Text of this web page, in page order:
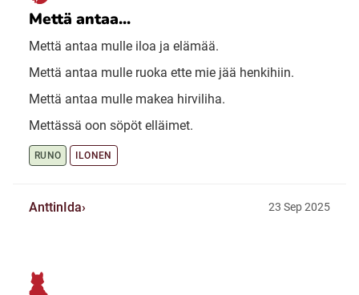
Mettä antaa...
Mettä antaa mulle iloa ja elämää.
Mettä antaa mulle ruoka ette mie jää henkihiin.
Mettä antaa mulle makea hirviliha.
Mettässä oon söpöt elläimet.
RUNO ILONEN
AnttinIda 23 Sep 2025